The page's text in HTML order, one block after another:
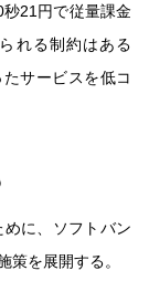
秒21円で従量課金
れる制約はある
サービスを低コ
に、ソフトバン
策を展開する。